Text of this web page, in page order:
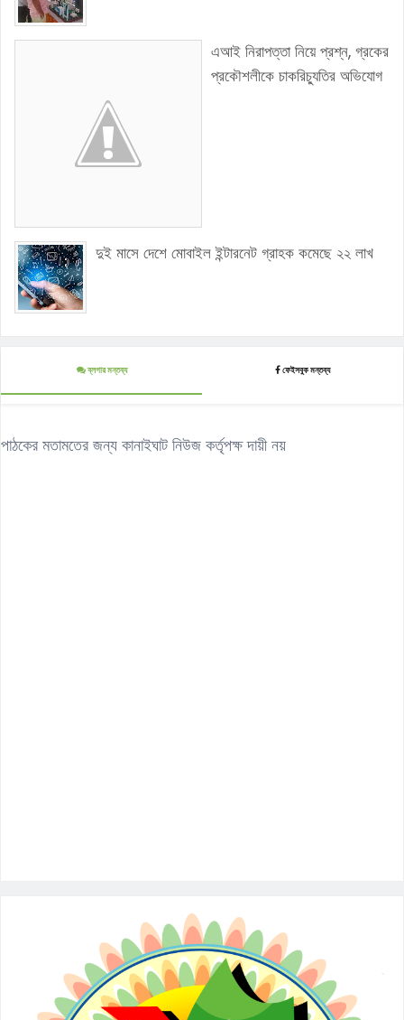
এআই নিরাপত্তা নিয়ে প্রশ্ন, গ্রকের
প্রকৌশলীকে চাকরিচ্যুতির অভিযোগ
দুই মাসে দেশে মোবাইল ইন্টারনেট গ্রাহক কমেছে ২২ লাখ
ব্লগার মন্তব্য ফেইসবুক মন্তব্য
পাঠকের মতামতের জন্য কানাইঘাট নিউজ কর্তৃপক্ষ দায়ী নয়